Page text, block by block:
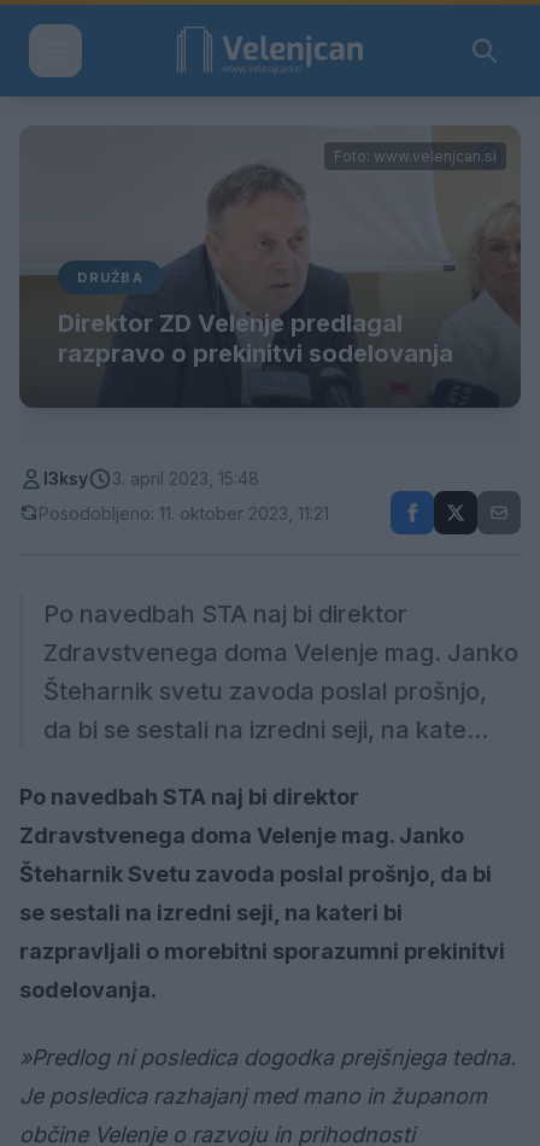
Foto: www.velenjcan.si
DRUŽBA
Direktor ZD Velenje predlagal
razpravo o prekinitvi sodelovanja
l3ksy
3. april 2023, 15:48
Posodobljeno: 11. oktober 2023, 11:21
Po navedbah STA naj bi direktor
Zdravstvenega doma Velenje mag. Janko
Šteharnik svetu zavoda poslal prošnjo,
da bi se sestali na izredni seji, na kate...
Po navedbah STA naj bi direktor
Zdravstvenega doma Velenje mag. Janko
Šteharnik Svetu zavoda poslal prošnjo, da bi
se sestali na izredni seji, na kateri bi
razpravljali o morebitni sporazumni prekinitvi
sodelovanja.
»Predlog ni posledica dogodka prejšnjega tedna.
Je posledica razhajanj med mano in županom
občine Velenje o razvoju in prihodnosti